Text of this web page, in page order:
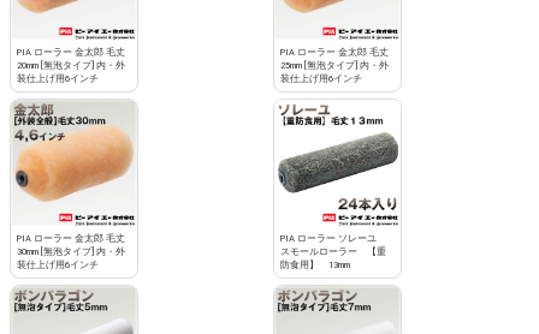
PIA ローラー 金太郎 毛丈
20mm [無泡タイプ] 内・外
装仕上げ用6インチ
PIA ローラー 金太郎 毛丈
25mm [無泡タイプ] 内・外
装仕上げ用6インチ
PIA ローラー 金太郎 毛丈
30mm [無泡タイプ] 内・外
装仕上げ用6インチ
PIA ローラー ソレーユ
スモールローラー 【重
防食用】 13mm